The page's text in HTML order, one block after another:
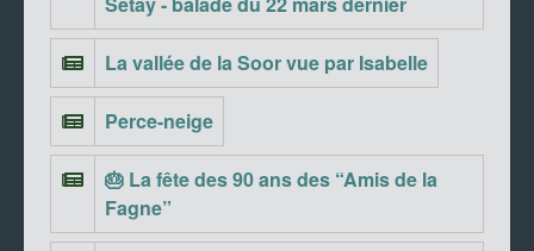
La vallée de la Soor vue par Isabelle
Perce-neige
🎂 La fête des 90 ans des “Amis de la
Fagne”